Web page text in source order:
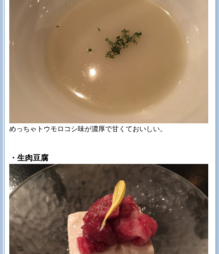
めっちゃトウモロコシ味が濃厚で甘くておいしい。
・生肉豆腐